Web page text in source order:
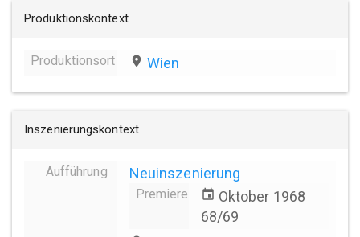
Produktionskontext
Produktionsort place Wien
Inszenierungskontext
Aufführung Neuinszenierung
Premiere event Oktober 1968
68/69